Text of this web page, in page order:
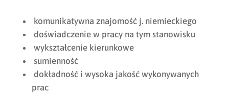
komunikatywna znajomość j. niemieckiego
doświadczenie w pracy na tym stanowisku
wykształcenie kierunkowe
sumienność
dokładność i wysoka jakość wykonywanych
prac